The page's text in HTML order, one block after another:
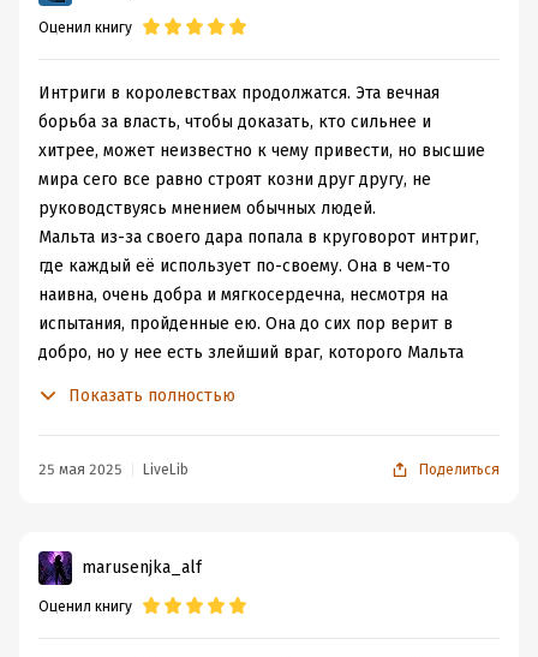
Оценил книгу
Интриги в королевствах продолжатся. Эта вечная
борьба за власть, чтобы доказать, кто сильнее и
хитрее, может неизвестно к чему привести, но высшие
мира сего все равно строят козни друг другу, не
руководствуясь мнением обычных людей.
Мальта из-за своего дара попала в круговорот интриг,
где каждый её использует по-своему. Она в чем-то
наивна, очень добра и мягкосердечна, несмотря на
испытания, пройденные ею. Она до сих пор верит в
добро, но у нее есть злейший враг, которого Мальта
чтобы понять, что те, кто владеет информацией, могут
Волей судьбы девушка наконец попадает к бывшей
Тени короля троллей, с которым она была связана.
Ведь только он мог чувствовать, что девушка видит.
Показать полностью
25 мая 2025 LiveLib Поделиться
marusenjka_alf
Оценил книгу